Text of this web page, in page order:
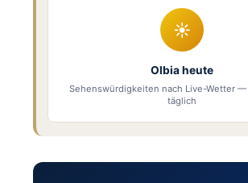
☀
Olbia heute
Sehenswürdigkeiten nach Live-Wetter —
täglich